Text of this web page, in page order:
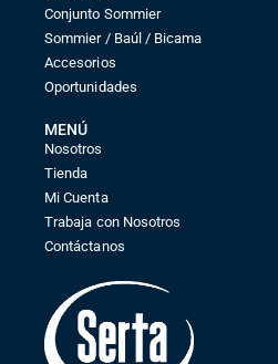
Conjunto Sommier
Sommier / Baúl / Bicama
Accesorios
Oportunidades
MENÚ
Nosotros
Tienda
Mi Cuenta
Trabaja con Nosotros
Contáctanos